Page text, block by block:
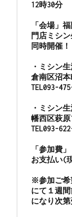
12時30分
「会場」
門店ミシ
同時開催！
・ミシン
倉南区沼
TEL093-
・ミシン
幡西区萩
TEL093-
「参加費
お支払い(
※参加ご希
にて１週
になり次第